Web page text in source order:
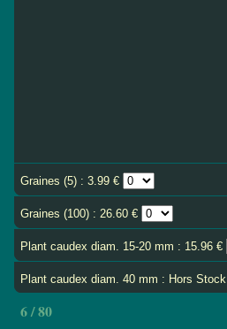
Graines (5) : 3.99 €
Graines (100) : 26.60 €
Plant caudex diam. 15-20 mm : 15.96 €
Plant caudex diam. 40 mm : Hors Stock
6 / 80